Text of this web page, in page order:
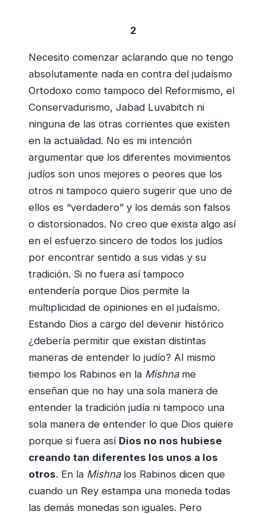
2
Necesito comenzar aclarando que no tengo
absolutamente nada en contra del judaísmo
Ortodoxo como tampoco del Reformismo, el
Conservadurismo, Jabad Luvabitch ni
ninguna de las otras corrientes que existen
en la actualidad. No es mi intención
argumentar que los diferentes movimientos
judíos son unos mejores o peores que los
otros ni tampoco quiero sugerir que uno de
ellos es “verdadero” y los demás son falsos
o distorsionados. No creo que exista algo así
en el esfuerzo sincero de todos los judíos
por encontrar sentido a sus vidas y su
tradición. Si no fuera así tampoco
entendería porque Dios permite la
multiplicidad de opiniones en el judaísmo.
Estando Dios a cargo del devenir histórico
¿debería permitir que existan distintas
maneras de entender lo judío? Al mismo
tiempo los Rabinos en la Mishname
enseñan que no hay una sola manera de
entender la tradición judía ni tampoco una
sola manera de entender lo que Dios quiere
porque si fuera así Dios no nos hubiese
creando tan diferentes los unos a los
otros. En la Mishnalos Rabinos dicen que
cuando un Rey estampa una moneda todas
las demás monedas son iguales. Pero